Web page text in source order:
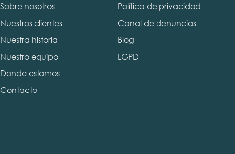
Sobre nosotros
Nuestros clientes
Nuestra historia
Nuestro equipo
Donde estamos
Contacto
Política de privacidad
Canal de denuncias
Blog
LGPD